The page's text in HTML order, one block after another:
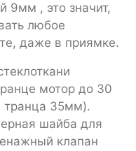
9мм , это значит,
любое
даже в приямке.
мотор до 30
транца 35мм).
шайба для
клапан